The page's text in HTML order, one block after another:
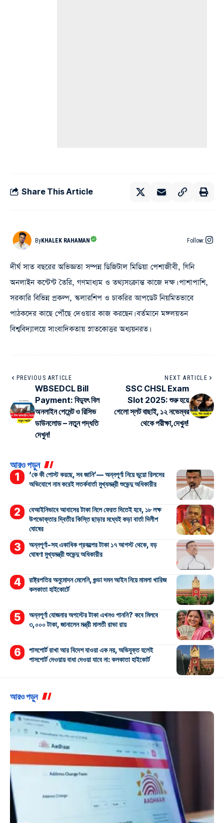
Share This Article
ByKHALEK RAHAMAN Follow:
দীর্ঘ সাত বছরের অভিজ্ঞতা সম্পন্ন ডিজিটাল মিডিয়া পেশাজীবী, যিনি
অনলাইন কন্টেন্ট তৈরি, গণমাধ্যম ও তথ্যসংক্রান্ত কাজে দক্ষ। পাশাপাশি,
সরকারি বিভিন্ন প্রকল্প, স্কলারশিপ ও চাকরির আপডেট নিয়মিতভাবে
পাঠকদের কাছে পৌঁছে দেওয়ার কাজ করছেন। বর্তমানে মঙ্গলয়তন
বিশ্ববিদ্যালয়ে সাংবাদিকতায় স্নাতকোত্তর অধ্যয়নরত।
PREVIOUS ARTICLE
WBSEDCL Bill
Payment: বিদ্যুৎ বিল
অনলাইন পেমেন্ট ও রিসিভ
ডাউনলোড – নতুন পদ্ধতি
দেখুন!
NEXT ARTICLE
SSC CHSL Exam
Slot 2025: শুরু হয়ে
গেলো স্লট বাছাই, ১২ নভেম্বর
থেকে পরীক্ষা,দেখুন!
আরও পড়ুন
‘কে কী পোস্ট করছে, সব জানি’— অন্নপূর্ণা নিয়ে ভুয়ো রিলসের
অভিযোগে নাম করেই সতর্কবার্তা মুখ্যমন্ত্রী শুভেন্দু অধিকারীর
বেআইনিভাবে আবাসের টাকা নিলে ফেরত দিতেই হবে, ১৮ লক্ষ
উপভোক্তার দ্বিতীয় কিস্তি ছাড়ার মধ্যেই কড়া বার্তা দিলীপ
ঘোষের
অন্নপূর্ণা-সহ একাধিক প্রকল্পের টাকা ১৭ আগস্ট থেকে, বড়
ঘোষণা মুখ্যমন্ত্রী শুভেন্দু অধিকারীর
রাষ্ট্রপতির অনুমোদন মেলেনি, গুন্ডা দমন আইন নিয়ে মামলা খারিজ
কলকাতা হাইকোর্টে
অন্নপূর্ণা যোজনার অগস্টের টাকা এখনও পাননি? কবে মিলবে
৩,০০০ টাকা, জানালেন মন্ত্রী মালতী রাভা রায়
পাসপোর্ট রাখা আর বিদেশ যাওয়া এক নয়, অভিযুক্ত হলেই
পাসপোর্ট দেওয়ায় বাধা দেওয়া যাবে না: কলকাতা হাইকোর্ট
আরও পড়ুন